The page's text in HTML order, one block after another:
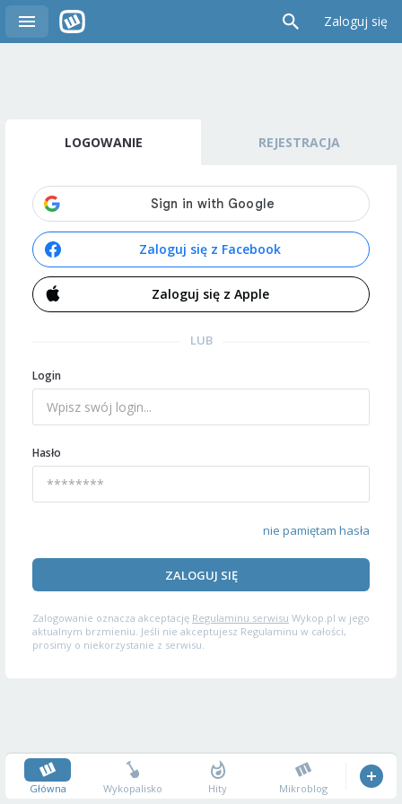
Zaloguj się
LOGOWANIE REJESTRACJA
Zaloguj się z Facebook
Zaloguj się z Apple
LUB
Login
Hasło
nie pamiętam hasła
ZALOGUJ SIĘ
Zalogowanie oznacza akceptację Regulaminu serwisu Wykop.pl w jego
aktualnym brzmieniu. Jeśli nie akceptujesz Regulaminu w całości,
prosimy o niekorzystanie z serwisu.
Główna Wykopalisko Hity Mikroblog